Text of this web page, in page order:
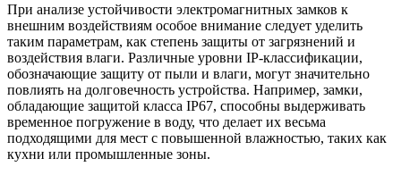
При анализе устойчивости электромагнитных замков к
внешним воздействиям особое внимание следует уделить
таким параметрам, как степень защиты от загрязнений и
воздействия влаги. Различные уровни IP-классификации,
обозначающие защиту от пыли и влаги, могут значительно
повлиять на долговечность устройства. Например, замки,
обладающие защитой класса IP67, способны выдерживать
временное погружение в воду, что делает их весьма
подходящими для мест с повышенной влажностью, таких как
кухни или промышленные зоны.